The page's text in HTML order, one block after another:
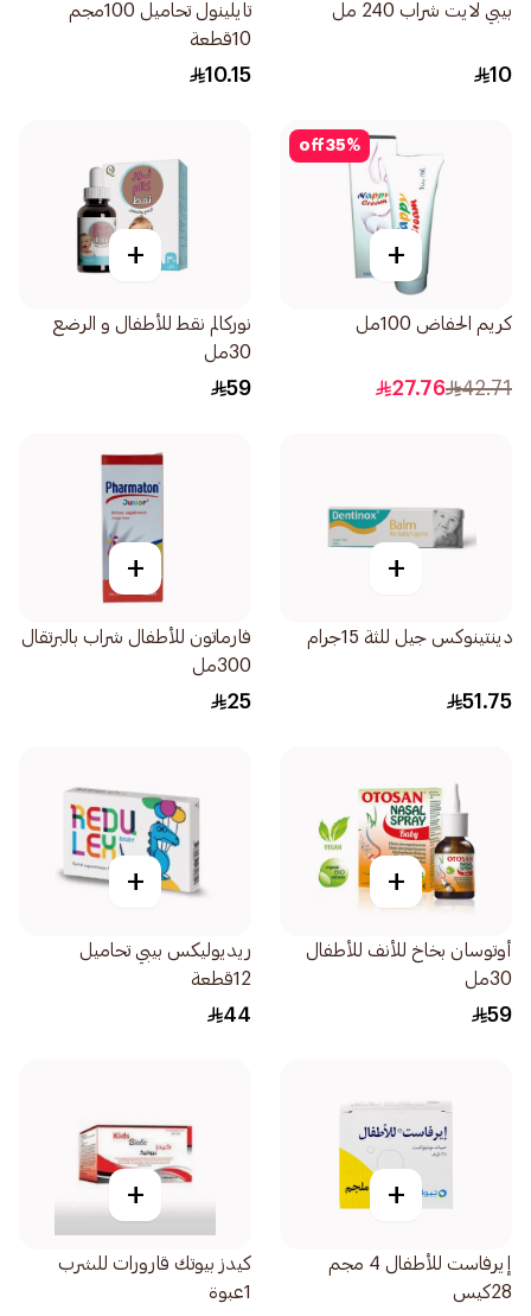
بيبي لايت شراب 240 مل
10
تايلينول تحاميل 100مجم
10قطعة
10.15
35%
off
+
كريم الحفاض 100مل
42.71
27.76
+
نوركالم نقط للأطفال و الرضع
30مل
59
+
دينتينوكس جيل للثة 15جرام
51.75
+
فارماتون للأطفال شراب بالبرتقال
300مل
25
+
أوتوسان بخاخ للأنف للأطفال
30مل
59
+
ريديوليكس بيبي تحاميل
12قطعة
44
+
إيرفاست للأطفال 4 مجم
28كيس
+
كيدز بيوتك قارورات للشرب
1عبوة